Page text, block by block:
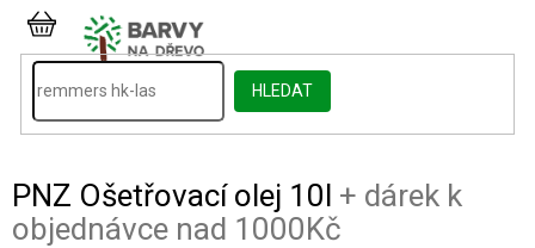
Přejít
obsah
HLEDAT
NÁKUPNÍ
KOŠÍK
PNZ Ošetřovací olej 10l + dárek k
objednávce nad 1000Kč